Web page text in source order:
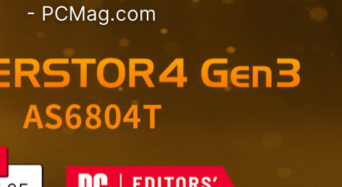
- PCMag.com
valor 2.5GbE
confiable para el